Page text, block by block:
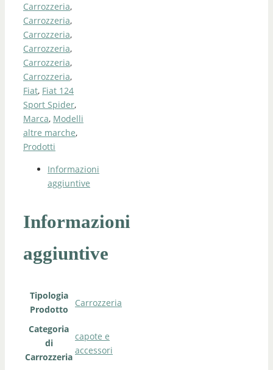
Carrozzeria,
Carrozzeria,
Carrozzeria,
Carrozzeria,
Carrozzeria,
Carrozzeria,
Fiat, Fiat 124
Sport Spider,
Marca, Modelli
altre marche,
Prodotti
Informazioni
aggiuntive
Informazioni
aggiuntive
Tipologia
Prodotto
Carrozzeria
Categoria
di
Carrozzeria
capote e
accessori